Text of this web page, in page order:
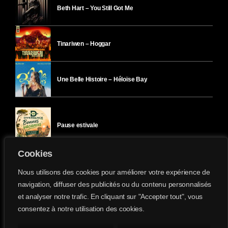
Cookies
Nous utilisons des cookies pour améliorer votre expérience de
navigation, diffuser des publicités ou du contenu personnalisés
et analyser notre trafic. En cliquant sur "Accepter tout", vous
consentez à notre utilisation des cookies.
Beth Hart – You Still Got Me
Tinariwen – Hoggar
Une Belle Histoire – Héloïse Bay
Pause estivale
Ici l’Ombre – mardi 28 juillet